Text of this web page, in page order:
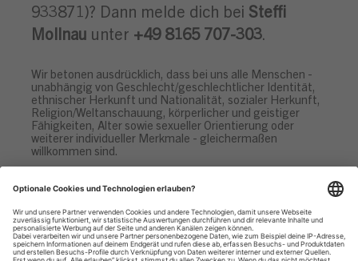
933871)? Dann melde dich bei Steffi
Mollnau unter +49 8165 707-303.
Wir betonen ausdrücklich, dass bei uns alle Menschen -
unabhängig von Geschlecht/geschlechtlicher Identität,
ethnischer Herkunft und Nationalität, sozialer Herkunft,
Religion/Weltanschauung, körperlicher und geistiger
Fähigkeiten, Alter sowie sexueller Orientierung oder
weiterer individueller Merkmale - gleichermaßen
willkommen sind.
Datenschutzhinweise